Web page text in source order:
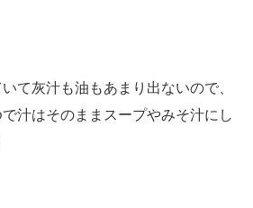
て灰汁も油もあまり出ないので、
汁はそのままスープやみそ汁にし